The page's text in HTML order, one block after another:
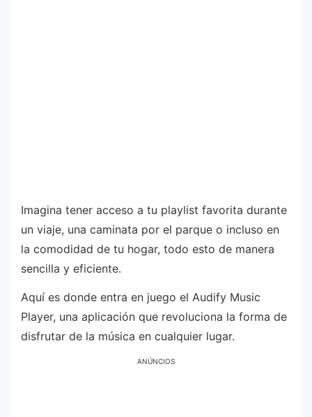
Imagina tener acceso a tu playlist favorita durante
un viaje, una caminata por el parque o incluso en
la comodidad de tu hogar, todo esto de manera
sencilla y eficiente.
Aquí es donde entra en juego el Audify Music
Player, una aplicación que revoluciona la forma de
disfrutar de la música en cualquier lugar.
ANÚNCIOS